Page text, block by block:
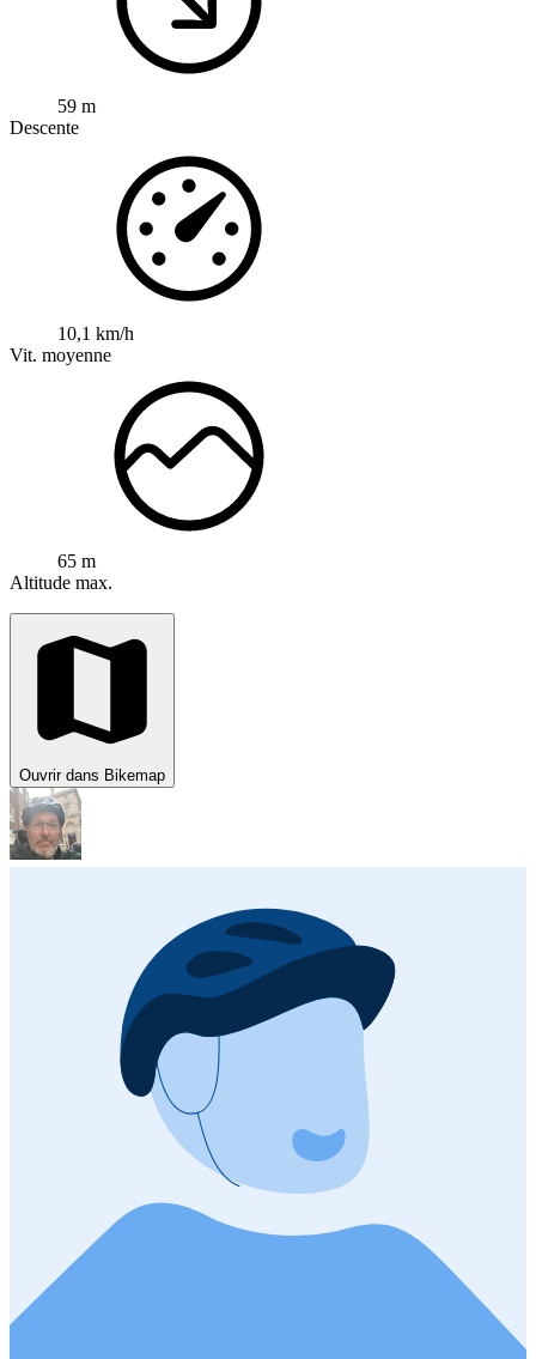
59 m
Descente
10,1 km/h
Vit. moyenne
65 m
Altitude max.
Ouvrir dans Bikemap